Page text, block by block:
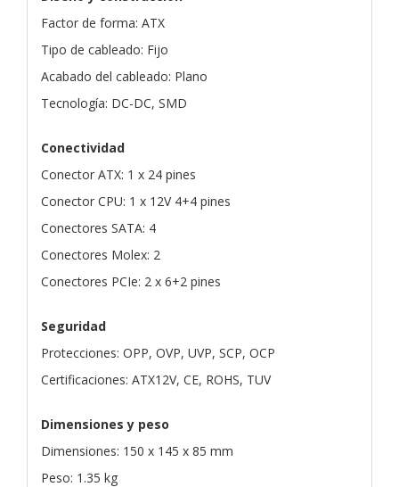
Factor de forma: ATX
Tipo de cableado: Fijo
Acabado del cableado: Plano
Tecnología: DC-DC, SMD
Conectividad
Conector ATX: 1 x 24 pines
Conector CPU: 1 x 12V 4+4 pines
Conectores SATA: 4
Conectores Molex: 2
Conectores PCIe: 2 x 6+2 pines
Seguridad
Protecciones: OPP, OVP, UVP, SCP, OCP
Certificaciones: ATX12V, CE, ROHS, TUV
Dimensiones y peso
Dimensiones: 150 x 145 x 85 mm
Peso: 1.35 kg